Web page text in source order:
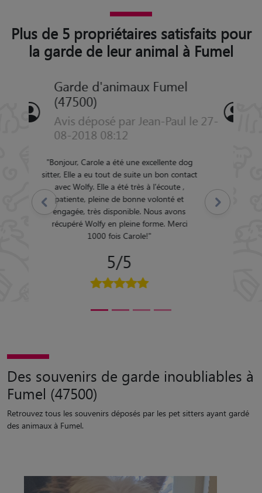
Plus de 5 propriétaires satisfaits pour
la garde de leur animal à Fumel
Garde d'animaux Fumel
(47500)
Avis déposé par joelle le 31-01-
2015 09:09
"corinne est une pet sitter que je
recommande vivement."
5/5
Précédent
Des souvenirs de garde inoubliables à
Retrouvez tous les souvenirs déposés par les pet sitters ayant gardé